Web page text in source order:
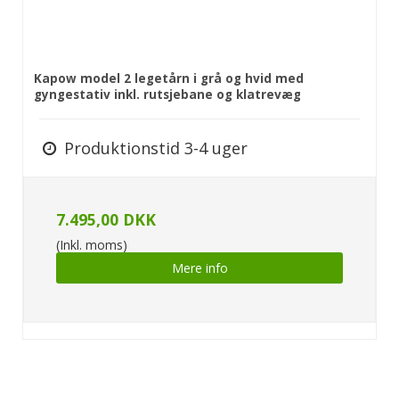
Kapow model 2 legetårn i grå og hvid med
gyngestativ inkl. rutsjebane og klatrevæg
Produktionstid 3-4 uger
7.495,00 DKK
(Inkl. moms)
Mere info